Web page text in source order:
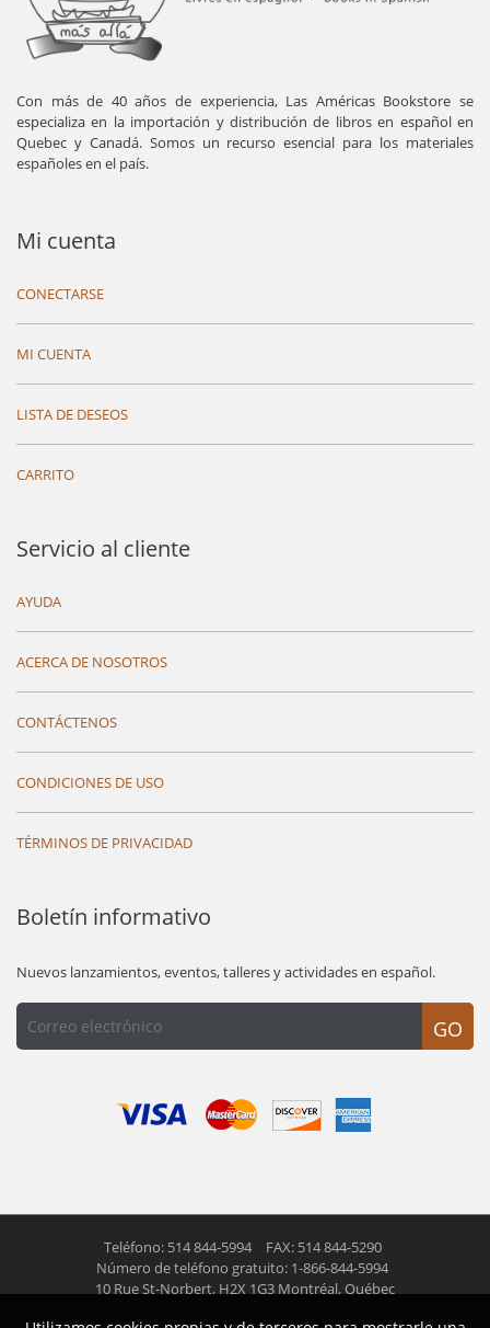
Con más de 40 años de experiencia, Las Américas Bookstore se
especializa en la importación y distribución de libros en español en
Quebec y Canadá. Somos un recurso esencial para los materiales
españoles en el país.
Mi cuenta
CONECTARSE
MI CUENTA
LISTA DE DESEOS
CARRITO
Servicio al cliente
AYUDA
ACERCA DE NOSOTROS
CONTÁCTENOS
CONDICIONES DE USO
TÉRMINOS DE PRIVACIDAD
Boletín informativo
Nuevos lanzamientos, eventos, talleres y actividades en español.
GO
Teléfono: 514 844-5994
FAX: 514 844-5290
Número de teléfono gratuito: 1-866-844-5994
10 Rue St-Norbert, H2X 1G3 Montréal, Québec